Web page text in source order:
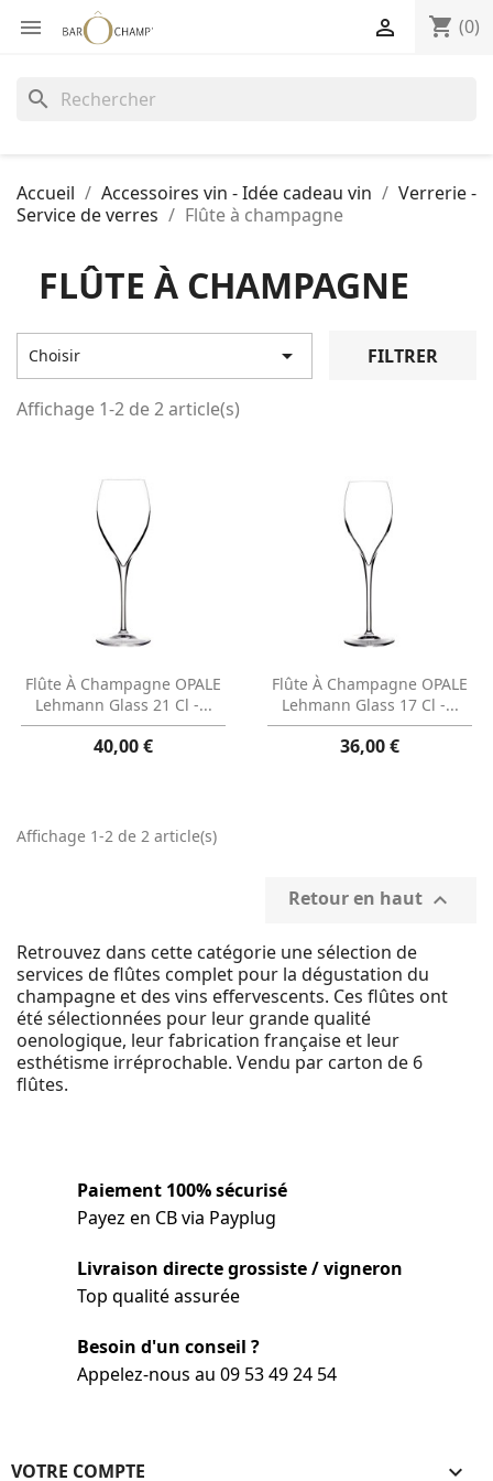
 shopping_cart (0)

search
Accueil Accessoires vin - Idée cadeau vin
Verrerie -
Service de verres
Flûte à champagne
FLÛTE À CHAMPAGNE
Choisir  FILTRER
Affichage 1-2 de 2 article(s)
 Aperçu rapide
Flûte À Champagne OPALE
Lehmann Glass 21 Cl -...
40,00 €
 Aperçu rapide
Flûte À Champagne OPALE
Lehmann Glass 17 Cl -...
36,00 €
Affichage 1-2 de 2 article(s)
Retour en haut 
Retrouvez dans cette catégorie une sélection de
services de flûtes complet pour la dégustation du
champagne et des vins effervescents. Ces flûtes ont
été sélectionnées pour leur grande qualité
oenologique, leur fabrication française et leur
esthétisme irréprochable. Vendu par carton de 6
flûtes.
Paiement 100% sécurisé
Payez en CB via Payplug
Livraison directe grossiste / vigneron
Top qualité assurée
Besoin d'un conseil ?
Appelez-nous au 09 53 49 24 54
VOTRE COMPTE 